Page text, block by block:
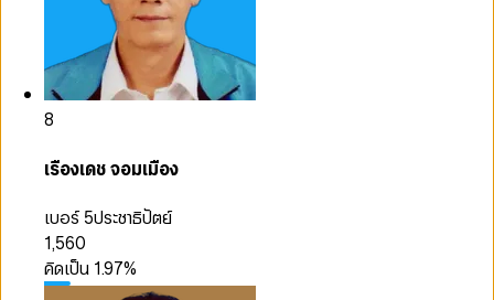
8
เรืองเดช จอมเมือง
เบอร์ 5ประชาธิปัตย์
1,560
คิดเป็น 1.97%